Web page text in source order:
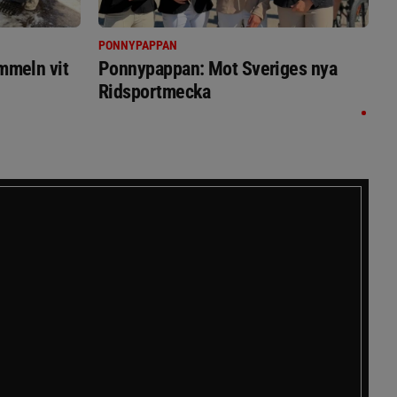
vit
PONNYPAPPAN
Ponnypappan: Mot Sveriges nya
Ridsportmecka